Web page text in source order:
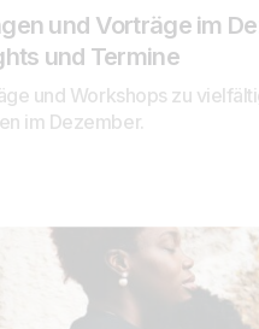
und Vorträge im
und Termine
und Workshops zu
im Dezember.